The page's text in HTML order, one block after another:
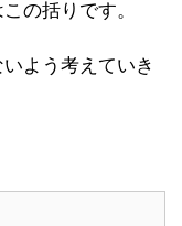
の括りです。
よう考えていき